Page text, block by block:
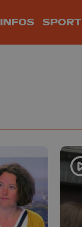
INFOS